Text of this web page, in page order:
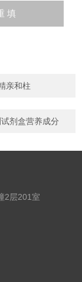
亲和柱
剂盒营养成分
2层201室